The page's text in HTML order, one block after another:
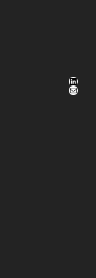
LinkedIn
E-Mail